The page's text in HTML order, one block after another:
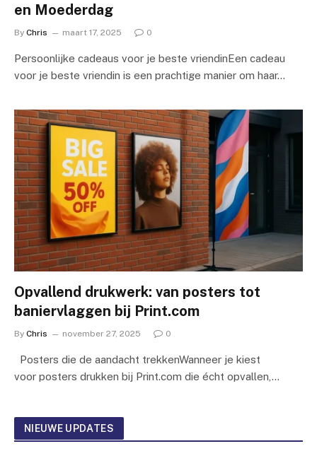
en Moederdag
By Chris maart 17, 2025 0
Persoonlijke cadeaus voor je beste vriendinEen cadeau
voor je beste vriendin is een prachtige manier om haar…
Opvallend drukwerk: van posters tot
baniervlaggen bij Print.com
By Chris november 27, 2025 0
Posters die de aandacht trekkenWanneer je kiest
voor posters drukken bij Print.com die écht opvallen,…
NIEUWE UPDATES